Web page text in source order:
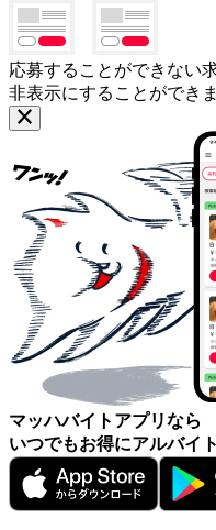
応募することができない
非表示にすることができ
マッハバイトアプリなら
いつでもお得にアルバイ